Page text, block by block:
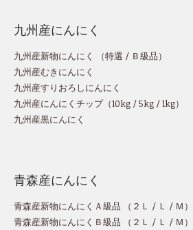
九州産にんにく
九州産新物にんにく （特選 / Ｂ級品）
九州産むきにんにく
九州産すりおろしにんにく
九州産にんにくチップ（10kg /5kg /1kg）
九州産黒にんにく
青森産にんにく
青森産新物にんにくＡ級品 （ ２Ｌ / Ｌ / Ｍ ）
青森産新物にんにくＢ級品 （ ２Ｌ / Ｌ / Ｍ ）